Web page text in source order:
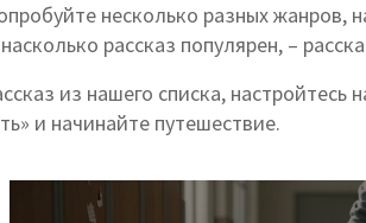
несколько разных жанров,
рассказ популярен, –
из нашего списка,
и начинайте путешествие.